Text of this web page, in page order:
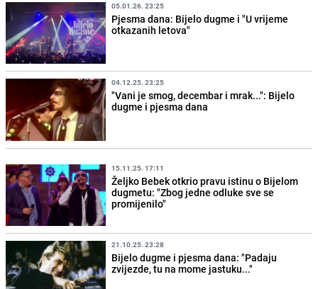
05.01.26. 23:25
Pjesma dana: Bijelo dugme i "U vrijeme
otkazanih letova"
04.12.25. 23:25
"Vani je smog, decembar i mrak...": Bijelo
dugme i pjesma dana
15.11.25. 17:11
Željko Bebek otkrio pravu istinu o Bijelom
dugmetu: "Zbog jedne odluke sve se
promijenilo"
21.10.25. 23:28
Bijelo dugme i pjesma dana: "Padaju
zvijezde, tu na mome jastuku..."